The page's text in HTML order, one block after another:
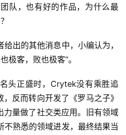
队，也有好的作品，为什么最
出的其他消息中，小编认为，
极客，败也极客”。
头正盛时，Crytek没有乘胜追
反而转向开发了《罗马之子》
力量做了社交类应用。旧有领域
不熟悉的领域进发，最终结果当